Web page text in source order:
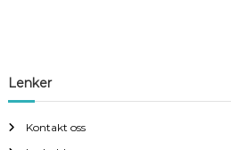
Lenker
Kontakt oss